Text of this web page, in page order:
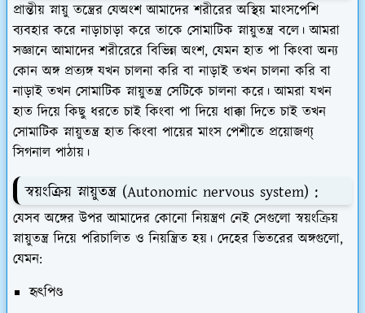
প্রান্তীয় স্নায়ু তন্ত্রের যেঅংশ আমাদের শরীরের অস্থিয় মাংসপেশি
ব্যবহার করে নাড়াচাড়া করে তাকে সোমাটিক স্নায়ুতন্ত্র বলে। আমরা
সজ্ঞানে আমাদের শরীরেরে বিভিন্ন অংশ, যেমন হাত পা কিংবা অন্য
কোন অঙ্গ প্রত্যঙ্গ যখন চালনা করি বা নাড়াই তখন চালনা করি বা
নাড়াই তখন সোমাটিক স্নায়ুতন্ত্র সেটিকে চালনা করে। আমরা যখন
হাত দিয়ে কিছু ধরতে চাই কিংবা পা দিয়ে ধাক্কা দিতে চাই তখন
সোমাটিক স্নায়ুতন্ত্র হাত কিংবা পায়ের মাংস পেশীতে প্রয়োজণ্য্
সিগনাল পাঠায়।
স্বয়ংক্রিয় স্নায়ুতন্ত্র (Autonomic nervous system) :
যেসব অঙ্গের উপর আমাদের কোনো নিয়ন্ত্রণ নেই সেগুলো স্বয়ংক্রিয়
স্নায়ুতন্ত্র দিয়ে পরিচালিত ও নিয়ন্ত্রিত হয়। দেহের ভিতরের অঙ্গগুলো,
যেমন:
হৃৎপিণ্ড